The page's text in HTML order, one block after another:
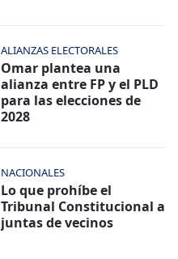
ALIANZAS ELECTORALES
Omar plantea una
alianza entre FP y el PLD
para las elecciones de
2028
NACIONALES
Lo que prohíbe el
Tribunal Constitucional a
juntas de vecinos